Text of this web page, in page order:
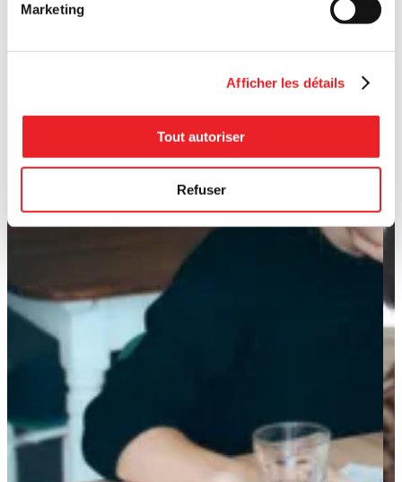
Marketing
Afficher les détails
Tout autoriser
Refuser